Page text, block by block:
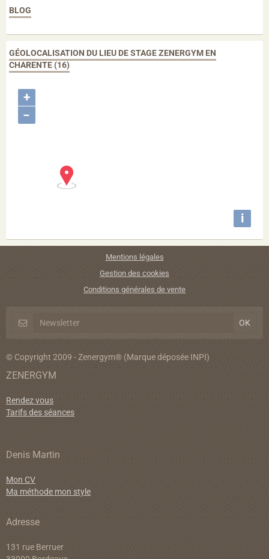
BLOG
GÉOLOCALISATION DU LIEU DE STAGE ZENERGYM EN
CHARENTE (16)
+
−
i
Mentions légales
Gestion des cookies
Conditions générales de vente
© Copyright 2009 - Zenergym® (Marque déposée INPI)
ZENERGYM
Rendez vous
Tarifs des séances
Denis Martin
Mon CV
Ma méthode mon style
Adresse
131 rue Berruer